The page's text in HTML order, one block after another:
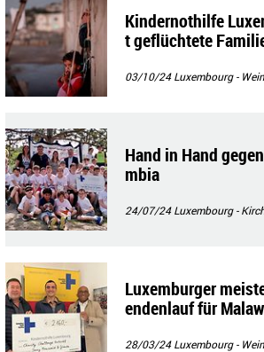
Kindernothilfe
t geflüchtete
03/10/24Luxembourg -
Hand in Hand
mbia
24/07/24Luxembourg -
Luxemburger
endenlauf für
28/03/24Luxembourg -